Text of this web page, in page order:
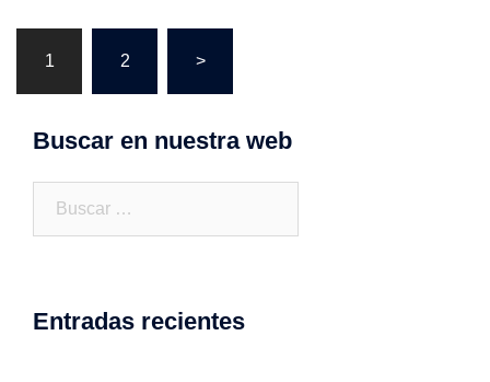
entradas
1 2 >
Buscar en nuestra web
Entradas recientes